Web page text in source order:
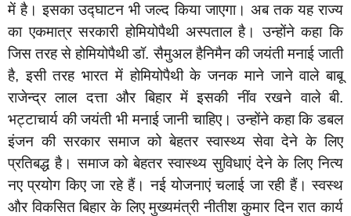
में है। इसका उद्घाटन भी जल्द किया जाएगा। अब तक यह राज्य
का एकमात्र सरकारी होमियोपैथी अस्पताल है। उन्होंने कहा कि
जिस तरह से होमियोपैथी डॉ. सैमुअल हैनिमैन की जयंती मनाई जाती
है, इसी तरह भारत में होमियोपैथी के जनक माने जाने वाले बाबू
राजेन्द्र लाल दत्ता और बिहार में इसकी नींव रखने वाले बी.
भट्टाचार्य की जयंती भी मनाई जानी चाहिए। उन्होंने कहा कि डबल
इंजन की सरकार समाज को बेहतर स्वास्थ्य सेवा देने के लिए
प्रतिबद्ध है। समाज को बेहतर स्वास्थ्य सुविधाएं देने के लिए नित्य
नए प्रयोग किए जा रहे हैं। नई योजनाएं चलाई जा रही हैं। स्वस्थ
और विकसित बिहार के लिए मुख्यमंत्री नीतीश कुमार दिन रात कार्य